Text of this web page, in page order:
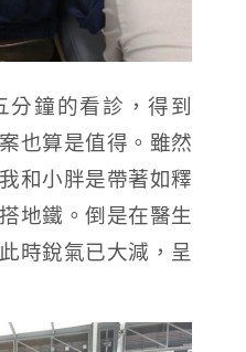
分鐘的看診，得到
也算是值得。雖然
和小胖是帶著如釋
地鐵。倒是在醫生
時銳氣已大減，呈